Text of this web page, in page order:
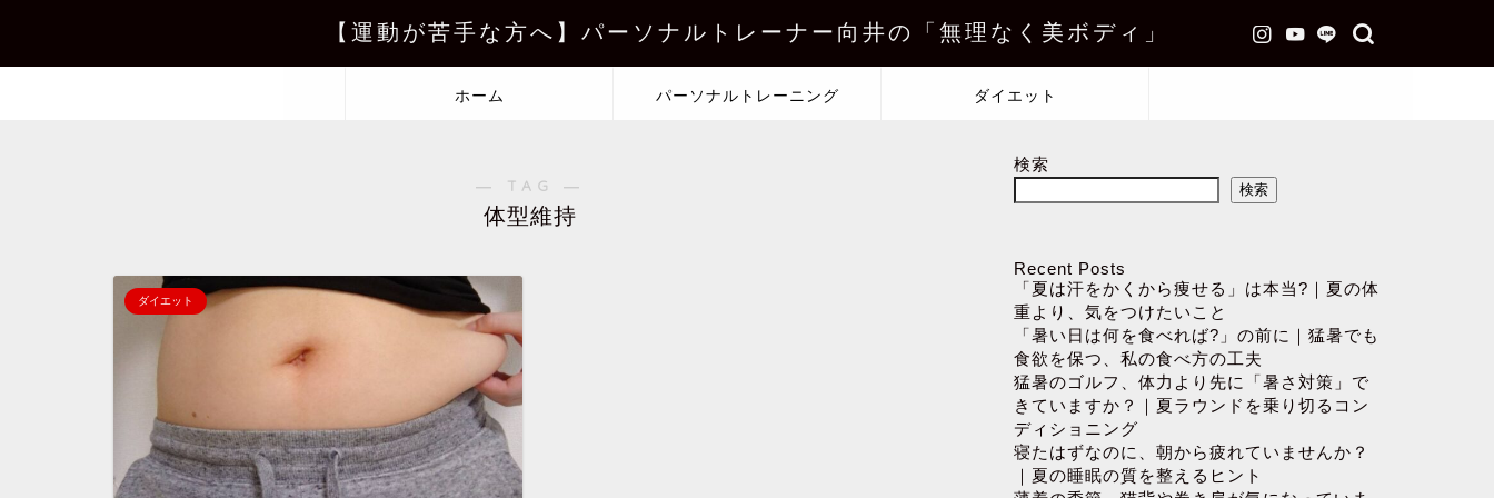
【運動が苦手な方へ】パーソナルトレーナー向井の「無理なく美ボディ」
ホーム パーソナルトレーニング ダイエット
― TAG ―
体型維持
ダイエット
検索
検索
Recent Posts
「夏は汗をかくから痩せる」は本当?｜夏の体
重より、気をつけたいこと
「暑い日は何を食べれば?」の前に｜猛暑でも
食欲を保つ、私の食べ方の工夫
猛暑のゴルフ、体力より先に「暑さ対策」で
きていますか？｜夏ラウンドを乗り切るコン
ディショニング
寝たはずなのに、朝から疲れていませんか？
｜夏の睡眠の質を整えるヒント